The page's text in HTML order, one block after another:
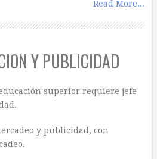
Read More...
Y PUBLICIDAD
superior requiere jefe
y publicidad, con